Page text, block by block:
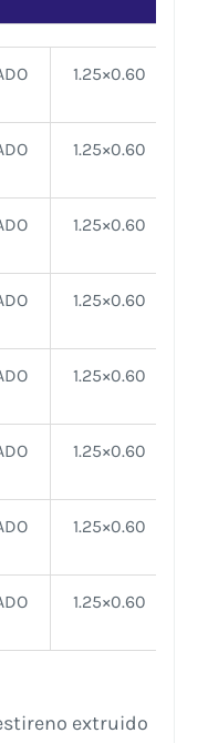
1.25×0.60
1.25×0.60
1.25×0.60
1.25×0.60
1.25×0.60
1.25×0.60
1.25×0.60
1.25×0.60
extruido